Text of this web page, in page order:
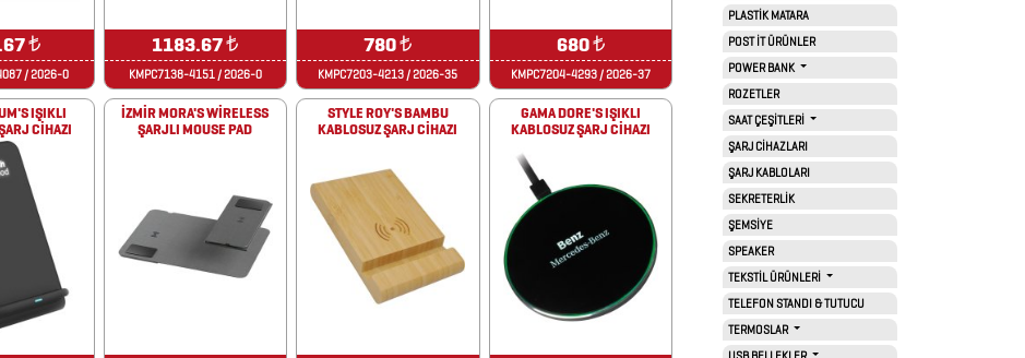
₺
/ 2026-0
1183.67₺
KMPC7138-4151 / 2026-0
780₺
KMPC7203-4213 / 2026-35
680₺
KMPC7204-4293 / 2026-37
IŞIKLI
CİHAZI
İZMİR MORA'S WİRELESS
ŞARJLI MOUSE PAD
STYLE ROY'S BAMBU
KABLOSUZ ŞARJ CİHAZI
GAMA DORE'S IŞIKLI
KABLOSUZ ŞARJ CİHAZI
PLASTİK MATARA
POST İT ÜRÜNLER
POWER BANK
ROZETLER
SAAT ÇEŞİTLERİ
ŞARJ CİHAZLARI
ŞARJ KABLOLARI
SEKRETERLİK
ŞEMSİYE
SPEAKER
TEKSTİL ÜRÜNLERİ
TELEFON STANDI & TUTUCU
TERMOSLAR